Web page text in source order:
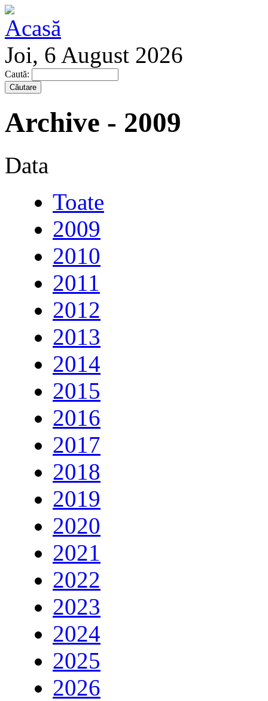
Joi, 6 August 2026
Caută:
Archive - 2009
Data
Toate
2009
2010
2011
2012
2013
2014
2015
2016
2017
2018
2019
2020
2021
2022
2023
2024
2025
2026